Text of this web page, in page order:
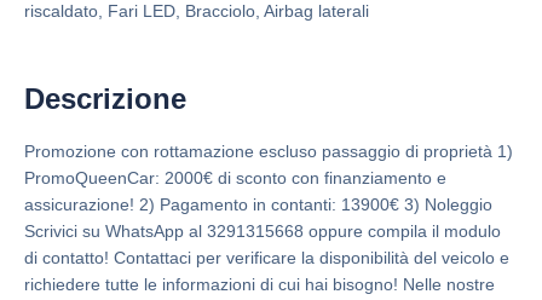
riscaldato, Fari LED, Bracciolo, Airbag laterali
Descrizione
Promozione con rottamazione escluso passaggio di proprietà 1)
PromoQueenCar: 2000€ di sconto con finanziamento e
assicurazione! 2) Pagamento in contanti: 13900€ 3) Noleggio
Scrivici su WhatsApp al 3291315668 oppure compila il modulo
di contatto! Contattaci per verificare la disponibilità del veicolo e
richiedere tutte le informazioni di cui hai bisogno! Nelle nostre